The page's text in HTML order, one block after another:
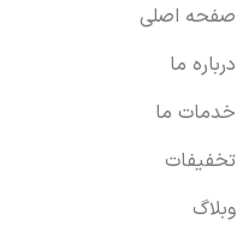
صفحه اصلی
درباره ما
خدمات ما
تخفیفات
وبلاگ